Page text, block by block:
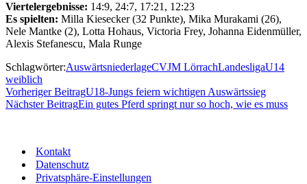
Viertelergebnisse: 14:9, 24:7, 17:21, 12:23
Es spielten: Milla Kiesecker (32 Punkte), Mika Murakami (26),
Nele Mantke (2), Lotta Hohaus, Victoria Frey, Johanna Eidenmüller,
Alexis Stefanescu, Mala Runge
Schlagwörter:AuswärtsniederlageCVJM LörrachLandesligaU14
weiblich
Vorheriger BeitragU18-Jungs feiern wichtigen Auswärtssieg
Nächster BeitragEin gutes Pferd springt nur so hoch, wie es muss
Kontakt
Datenschutz
Privatsphäre-Einstellungen